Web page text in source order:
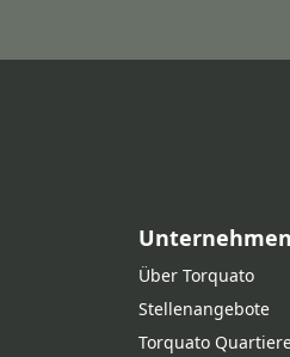
Unternehmen
Über Torquato
Stellenangebote
Torquato